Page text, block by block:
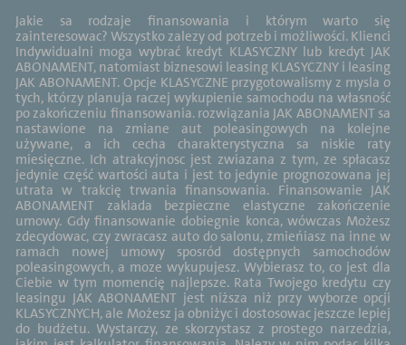
Jakie sa rodzaje finansowania i którym warto się
zainteresowac? Wszystko zalezy od potrzeb i możliwości. Klienci
Indywidualni moga wybrać kredyt KLASYCZNY lub kredyt JAK
ABONAMENT, natomiast biznesowi leasing KLASYCZNY i leasing
JAK ABONAMENT. Opcje KLASYCZNE przygotowalismy z mysla o
tych, którzy planuja raczej wykupienie samochodu na własność
po zakończeniu finansowania. rozwiązania JAK ABONAMENT sa
nastawione na zmiane aut poleasingowych na kolejne
używane, a ich cecha charakterystyczna sa niskie raty
miesięczne. Ich atrakcyjnosc jest zwiazana z tym, ze spłacasz
jedynie część wartości auta i jest to jedynie prognozowana jej
utrata w trakcię trwania finansowania. Finansowanie JAK
ABONAMENT zaklada bezpieczne elastyczne zakończenie
umowy. Gdy finansowanie dobiegnie konca, wówczas Możesz
zdecydowac, czy zwracasz auto do salonu, zmieńiasz na inne w
ramach nowej umowy sposród dostępnych samochodów
poleasingowych, a moze wykupujesz. Wybierasz to, co jest dla
Ciebie w tym momencię najlepsze. Rata Twojego kredytu czy
leasingu JAK ABONAMENT jest niższa niż przy wyborze opcji
KLASYCZNYCH, ale Możesz ja obniżyc i dostosowac jeszcze lepiej
do budżetu. Wystarczy, ze skorzystasz z prostego narzedzia,